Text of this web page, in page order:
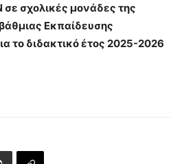
σχολικές μονάδες της
Εκπαίδευσης
το διδακτικό έτος 2025-2026